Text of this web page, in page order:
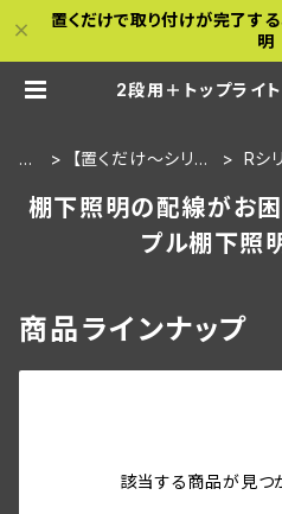
置くだけで取り付けが完了す
明
2段用＋トップライ
H
ME
【置くだけ～シリー
Rシ
棚下照明の配線がお
プル棚下照
商品ラインナップ
該当する商品が見つ